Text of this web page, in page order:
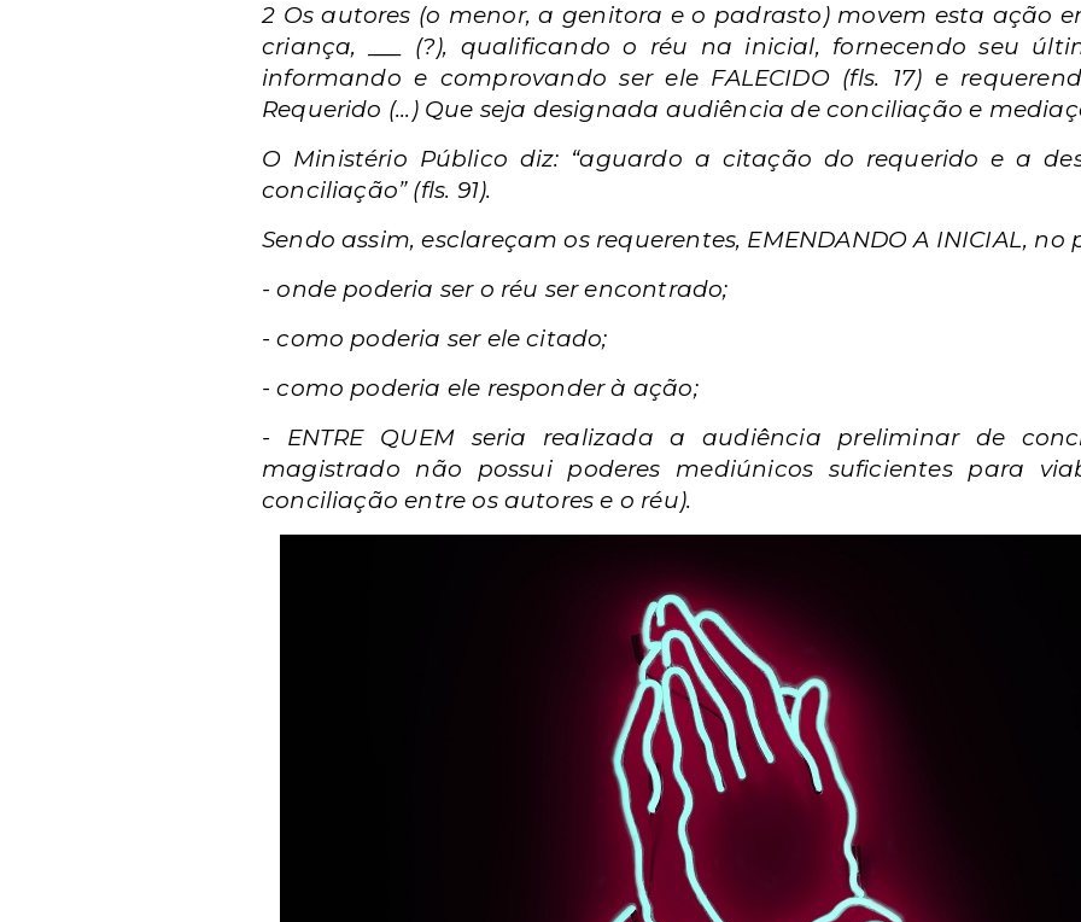
2 Os autores (o menor, a genitora e o padrasto) movem esta ação
criança, ___ (?), qualificando o réu na inicial, fornecendo seu
informando e comprovando ser ele FALECIDO (fls. 17) e
Requerido (...) Que seja designada audiência de conciliação e
O Ministério Público diz: “aguardo a citação do requerido e a
conciliação” (fls. 91).
Sendo assim, esclareçam os requerentes, EMENDANDO A INICIAL, no
- onde poderia ser o réu ser encontrado;
- como poderia ser ele citado;
- como poderia ele responder à ação;
- ENTRE QUEM seria realizada a audiência preliminar de
magistrado não possui poderes mediúnicos suficientes para
conciliação entre os autores e o réu).